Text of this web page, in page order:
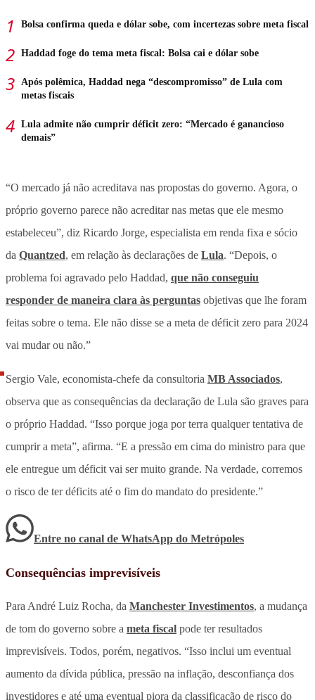
Bolsa confirma queda e dólar sobe, com incertezas sobre meta fiscal
Haddad foge do tema meta fiscal: Bolsa cai e dólar sobe
Após polêmica, Haddad nega “descompromisso” de Lula com
metas fiscais
Lula admite não cumprir déficit zero: “Mercado é ganancioso
demais”
“O mercado já não acreditava nas propostas do governo. Agora, o
próprio governo parece não acreditar nas metas que ele mesmo
estabeleceu”, diz Ricardo Jorge, especialista em renda fixa e sócio
da Quantzed, em relação às declarações de Lula. “Depois, o
problema foi agravado pelo Haddad, que não conseguiu
responder de maneira clara às perguntas objetivas que lhe foram
feitas sobre o tema. Ele não disse se a meta de déficit zero para 2024
vai mudar ou não.”
Sergio Vale, economista-chefe da consultoria MB Associados,
observa que as consequências da declaração de Lula são graves para
o próprio Haddad. “Isso porque joga por terra qualquer tentativa de
cumprir a meta”, afirma. “E a pressão em cima do ministro para que
ele entregue um déficit vai ser muito grande. Na verdade, corremos
o risco de ter déficits até o fim do mandato do presidente.”
Entre no canal de WhatsApp do Metrópoles
Consequências imprevisíveis
Para André Luiz Rocha, da Manchester Investimentos, a mudança
de tom do governo sobre a meta fiscal pode ter resultados
imprevisíveis. Todos, porém, negativos. “Isso inclui um eventual
aumento da dívida pública, pressão na inflação, desconfiança dos
investidores e até uma eventual piora da classificação de risco do